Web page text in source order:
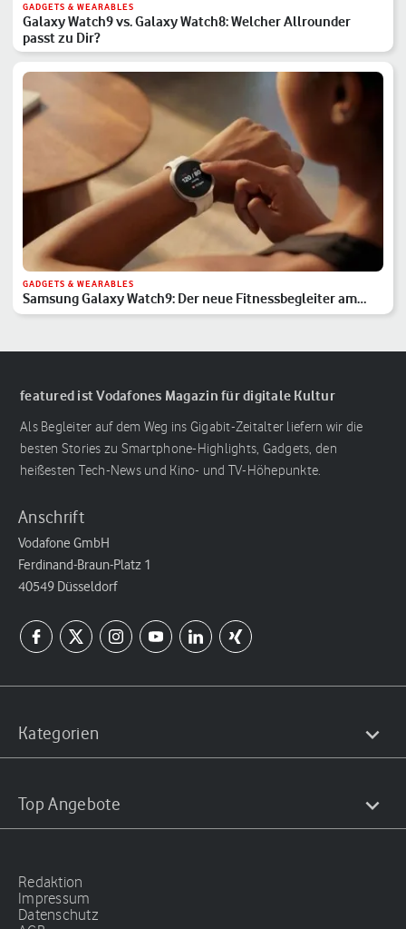
GADGETS & WEARABLES
Galaxy Watch9 vs. Galaxy Watch8: Welcher Allrounder
passt zu Dir?
GADGETS & WEARABLES
Samsung Galaxy Watch9: Der neue Fitnessbegleiter am
Handgelenk
featured ist Vodafones Magazin für digitale Kultur
Als Begleiter auf dem Weg ins Gigabit-Zeitalter liefern wir die
besten Stories zu Smartphone-Highlights, Gadgets, den
heißesten Tech-News und Kino- und TV-Höhepunkte.
Anschrift
Vodafone GmbH
Ferdinand-Braun-Platz 1
40549 Düsseldorf
Kategorien
Top Angebote
Redaktion
Impressum
Datenschutz